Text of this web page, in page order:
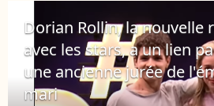
Dorian Rollin, la nouvelle
avec les stars, a un lien
une ancienne jurée de
mari